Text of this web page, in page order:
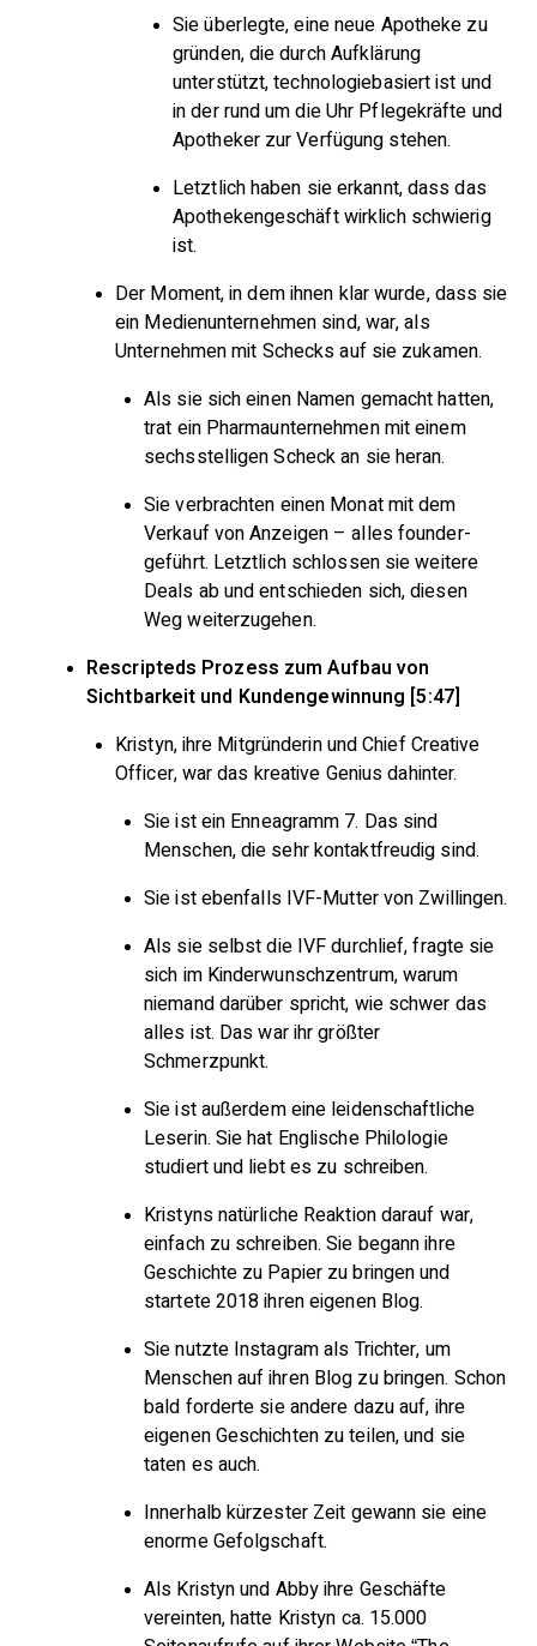
Sie überlegte, eine neue Apotheke zu
gründen, die durch Aufklärung
unterstützt, technologiebasiert ist und
in der rund um die Uhr Pflegekräfte und
Apotheker zur Verfügung stehen.
Letztlich haben sie erkannt, dass das
Apothekengeschäft wirklich schwierig
ist.
Der Moment, in dem ihnen klar wurde, dass sie
ein Medienunternehmen sind, war, als
Unternehmen mit Schecks auf sie zukamen.
Als sie sich einen Namen gemacht hatten,
trat ein Pharmaunternehmen mit einem
sechsstelligen Scheck an sie heran.
Sie verbrachten einen Monat mit dem
Verkauf von Anzeigen – alles founder-
geführt. Letztlich schlossen sie weitere
Deals ab und entschieden sich, diesen
Weg weiterzugehen.
Rescripteds Prozess zum Aufbau von
Sichtbarkeit und Kundengewinnung [5:47]
Kristyn, ihre Mitgründerin und Chief Creative
Officer, war das kreative Genius dahinter.
Sie ist ein Enneagramm 7. Das sind
Menschen, die sehr kontaktfreudig sind.
Sie ist ebenfalls IVF-Mutter von Zwillingen.
Als sie selbst die IVF durchlief, fragte sie
sich im Kinderwunschzentrum, warum
niemand darüber spricht, wie schwer das
alles ist. Das war ihr größter
Schmerzpunkt.
Sie ist außerdem eine leidenschaftliche
Leserin. Sie hat Englische Philologie
studiert und liebt es zu schreiben.
Kristyns natürliche Reaktion darauf war,
einfach zu schreiben. Sie begann ihre
Geschichte zu Papier zu bringen und
startete 2018 ihren eigenen Blog.
Sie nutzte Instagram als Trichter, um
Menschen auf ihren Blog zu bringen. Schon
bald forderte sie andere dazu auf, ihre
eigenen Geschichten zu teilen, und sie
taten es auch.
Innerhalb kürzester Zeit gewann sie eine
enorme Gefolgschaft.
Als Kristyn und Abby ihre Geschäfte
vereinten, hatte Kristyn ca. 15.000